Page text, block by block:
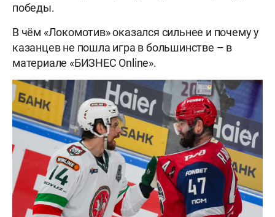
победы.
В чём «Локомотив» оказался сильнее и почему у
казанцев не пошла игра в большинстве – в
материале «БИЗНЕС Online».